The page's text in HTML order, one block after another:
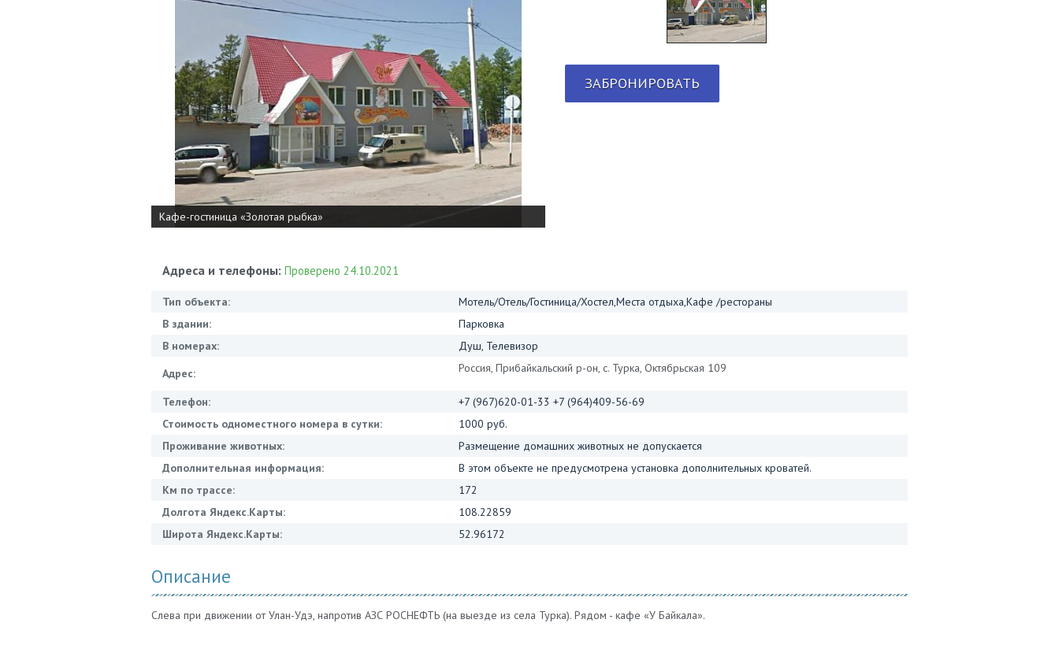
Кафе-гостиница «Золотая рыбка»
ЗАБРОНИРОВАТЬ
Адреса и телефоны: Проверено 24.10.2021
Тип объекта:
Мотель/Отель/Гостиница/Хостел,Места отдыха,Кафе /рестораны
В здании:
Парковка
В номерах:
Душ, Телевизор
Адрес:
Россия, Прибайкальский р-он, с. Турка, Октябрьская 109
Телефон:
+7 (967)620-01-33 +7 (964)409-56-69
Стоимость одноместного номера в сутки:
1000 руб.
Проживание животных:
Размещение домашних животных не допускается
Дополнительная информация:
В этом объекте не предусмотрена установка дополнительных кроватей.
Км по трассе:
172
Долгота Яндекс.Карты:
108.22859
Широта Яндекс.Карты:
52.96172
Описание
Слева при движении от Улан-Удэ, напротив АЗС РОСНЕФТЬ (на выезде из села Турка). Рядом - кафе «У Байкала».